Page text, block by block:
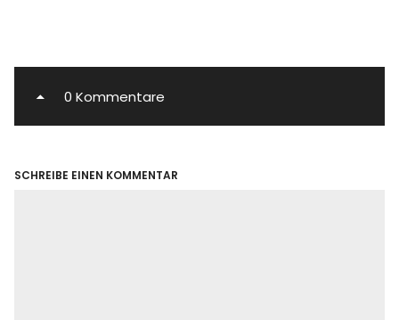
0 Kommentare
SCHREIBE EINEN KOMMENTAR